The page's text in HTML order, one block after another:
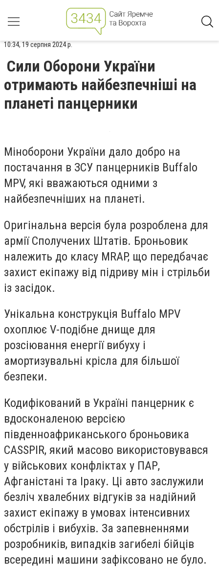
10:34, 19 серпня 2024 р.
Сили Оборони України
отримають найбезпечніші на
планеті панцерники
Міноборони України дало добро на
постачання в ЗСУ панцерників Buffalo
MPV, які вважаються одними з
найбезпечніших на планеті.
Оригінальна версія була розроблена для
армії Сполучених Штатів. Броньовик
належить до класу MRAP, що передбачає
захист екіпажу від підриву мін і стрільби
із засідок.
Унікальна конструкція Buffalo MPV
охоплює V-подібне днище для
розсіювання енергії вибуху і
амортизувальні крісла для більшої
безпеки.
Кодифікований в Україні панцерник є
вдосконаленою версією
південноафриканського броньовика
CASSPIR, який масово використовувався
у військових конфліктах у ПАР,
Афганістані та Іраку. Ці авто заслужили
безліч хвалебних відгуків за надійний
захист екіпажу в умовах інтенсивних
обстрілів і вибухів. За запевненнями
розробників, випадків загибелі бійців
всередині машини зафіксовано не було.